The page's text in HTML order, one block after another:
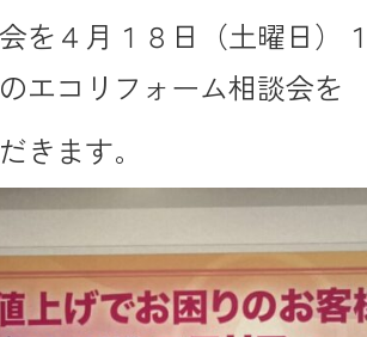
を４月１８日（土曜日）
エコリフォーム相談会を
きます。